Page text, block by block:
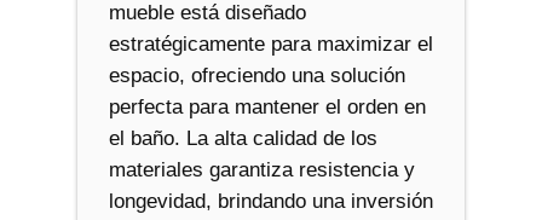
mueble está diseñado
estratégicamente para maximizar el
espacio, ofreciendo una solución
perfecta para mantener el orden en
el baño. La alta calidad de los
materiales garantiza resistencia y
longevidad, brindando una inversión